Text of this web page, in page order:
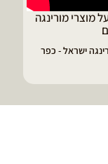
מוצרי מורינגה
ישראל - כפר